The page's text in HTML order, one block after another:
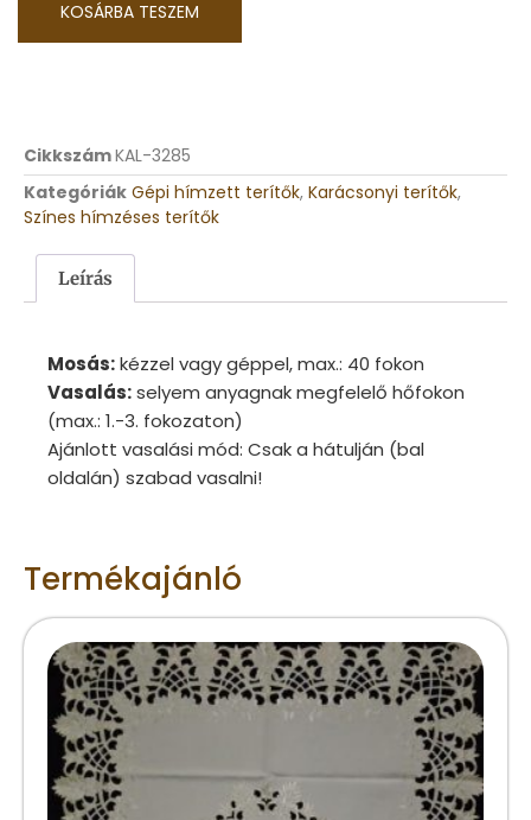
KOSÁRBA TESZEM
CikkszámKAL-3285
Kategóriák Gépi hímzett terítők, Karácsonyi terítők,
Színes hímzéses terítők
Leírás
Mosás:kézzel vagy géppel, max.: 40 fokon
Vasalás:selyem anyagnak megfelelő hőfokon
(max.: 1.-3. fokozaton)
Ajánlott vasalási mód: Csak a hátulján (bal
oldalán) szabad vasalni!
Termékajánló